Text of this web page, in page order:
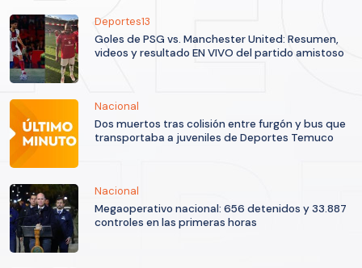
Deportes13
Goles de PSG vs. Manchester United: Resumen,
videos y resultado EN VIVO del partido amistoso
Nacional
Dos muertos tras colisión entre furgón y bus que
transportaba a juveniles de Deportes Temuco
Nacional
Megaoperativo nacional: 656 detenidos y 33.887
controles en las primeras horas